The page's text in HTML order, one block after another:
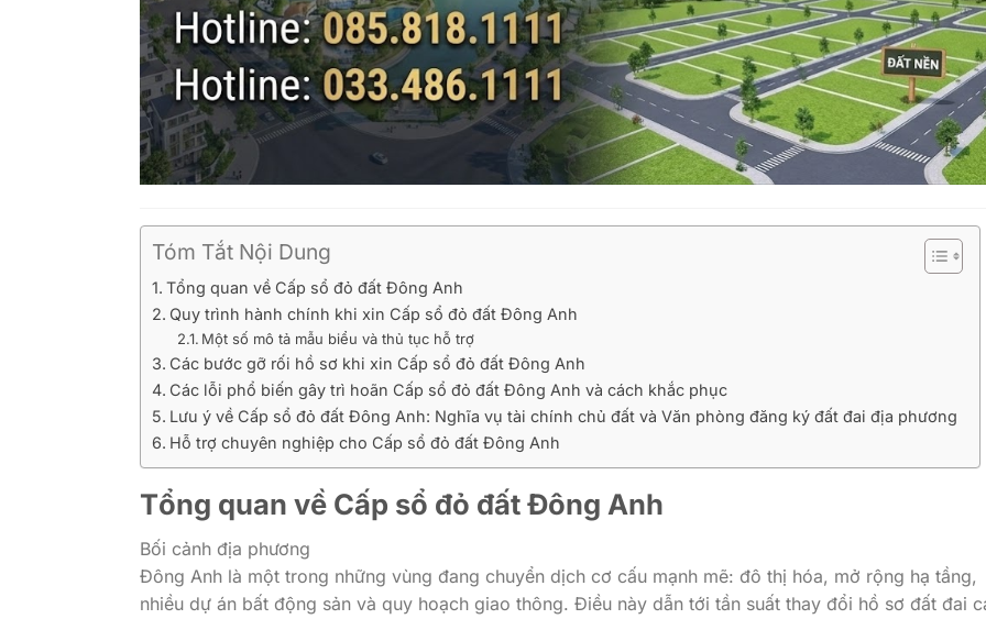
Tóm Tắt Nội Dung
Tổng quan về Cấp sổ đỏ đất Đông Anh
Quy trình hành chính khi xin Cấp sổ đỏ đất Đông Anh
Một số mô tả mẫu biểu và thủ tục hỗ trợ
Các bước gỡ rối hồ sơ khi xin Cấp sổ đỏ đất Đông Anh
Các lỗi phổ biến gây trì hoãn Cấp sổ đỏ đất Đông Anh và cách khắc phục
Lưu ý về Cấp sổ đỏ đất Đông Anh: Nghĩa vụ tài chính chủ đất và Văn phòng đăng ký đất đai địa phương
Hỗ trợ chuyên nghiệp cho Cấp sổ đỏ đất Đông Anh
Tổng quan về Cấp sổ đỏ đất Đông Anh
Bối cảnh địa phương
Đông Anh là một trong những vùng đang chuyển dịch cơ cấu mạnh mẽ: đô thị hóa, mở rộng hạ tầng,
nhiều dự án bất động sản và quy hoạch giao thông. Điều này dẫn tới tần suất thay đổi hồ sơ đất đai